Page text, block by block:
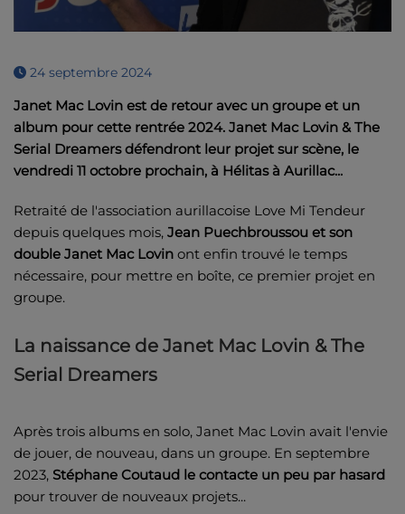
24 septembre 2024
Janet Mac Lovin est de retour avec un groupe et un
album pour cette rentrée 2024. Janet Mac Lovin & The
Serial Dreamers défendront leur projet sur scène, le
vendredi 11 octobre prochain, à Hélitas à Aurillac...
Retraité de l'association aurillacoise Love Mi Tendeur
depuis quelques mois, Jean Puechbroussou et son
double Janet Mac Lovin ont enfin trouvé le temps
nécessaire, pour mettre en boîte, ce premier projet en
groupe.
La naissance de Janet Mac Lovin & The
Serial Dreamers
Après trois albums en solo, Janet Mac Lovin avait l'envie
de jouer, de nouveau, dans un groupe. En septembre
2023, Stéphane Coutaud le contacte un peu par hasard
pour trouver de nouveaux projets...